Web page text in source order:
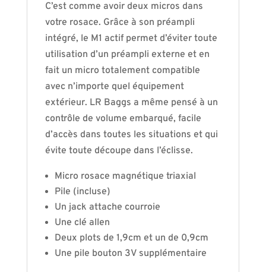
C’est comme avoir deux micros dans
votre rosace. Grâce à son préampli
intégré, le M1 actif permet d’éviter toute
utilisation d’un préampli externe et en
fait un micro totalement compatible
avec n’importe quel équipement
extérieur. LR Baggs a même pensé à un
contrôle de volume embarqué, facile
d’accès dans toutes les situations et qui
évite toute découpe dans l’éclisse.
Micro rosace magnétique triaxial
Pile (incluse)
Un jack attache courroie
Une clé allen
Deux plots de 1,9cm et un de 0,9cm
Une pile bouton 3V supplémentaire